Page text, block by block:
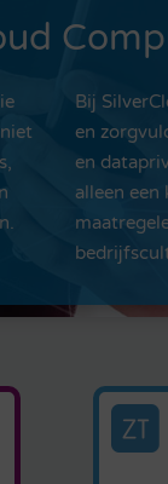
Bij
en
en
alleen een